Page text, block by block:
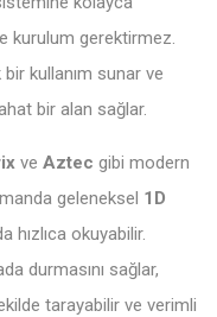
kurulum gerektirmez.
bir kullanım sunar ve
bir alan sağlar.
ve Aztec gibi modern
geleneksel 1D
hızlıca okuyabilir.
durmasını sağlar,
tarayabilir ve verimli